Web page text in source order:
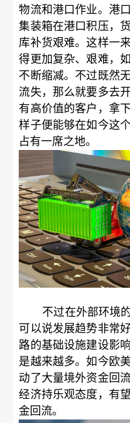
物流和港口作业。港
集装箱在港口积压，
库补货艰难。这样一
得更加复杂、艰难，
不断缩减。不过既然
流失，那么就要多去
有高价值的客户，拿
样子便能够在如今这
占有一席之地。
不过在外部环境
可以说发展趋势非常
路的基础设施建设影
是越来越多。如今欧
动了大量境外资金回
经济持乐观态度，有
金回流。